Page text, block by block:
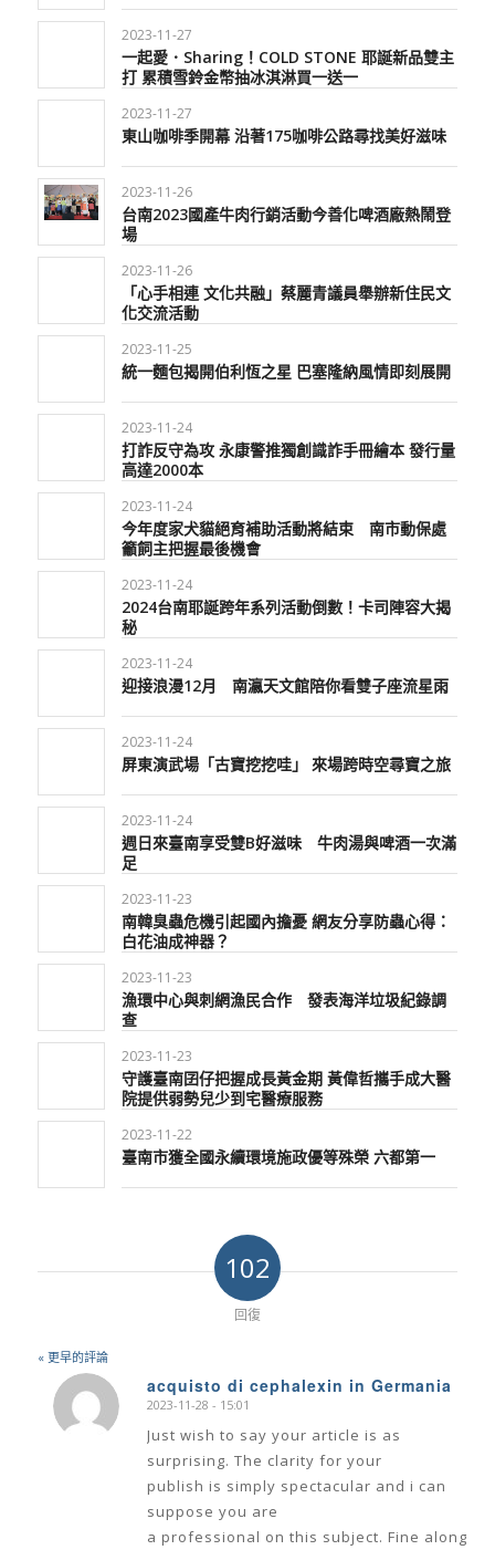
2023-11-27
一起愛．Sharing！COLD STONE 耶誕新品雙主
打 累積雪鈴金幣抽冰淇淋買一送一
2023-11-27
東山咖啡季開幕 沿著175咖啡公路尋找美好滋味
2023-11-26
台南2023國產牛肉行銷活動今善化啤酒廠熱鬧登
場
2023-11-26
「心手相連 文化共融」蔡麗青議員舉辦新住民文
化交流活動
2023-11-25
統一麵包揭開伯利恆之星 巴塞隆納風情即刻展開
2023-11-24
打詐反守為攻 永康警推獨創識詐手冊繪本 發行量
高達2000本
2023-11-24
今年度家犬貓絕育補助活動將結束 南市動保處
籲飼主把握最後機會
2023-11-24
2024台南耶誕跨年系列活動倒數！卡司陣容大揭
秘
2023-11-24
迎接浪漫12月 南瀛天文館陪你看雙子座流星雨
2023-11-24
屏東演武場「古寶挖挖哇」 來場跨時空尋寶之旅
2023-11-24
週日來臺南享受雙B好滋味 牛肉湯與啤酒一次滿
足
2023-11-23
南韓臭蟲危機引起國內擔憂 網友分享防蟲心得：
白花油成神器？
2023-11-23
漁環中心與刺網漁民合作 發表海洋垃圾紀錄調
查
2023-11-23
守護臺南囝仔把握成長黃金期 黃偉哲攜手成大醫
院提供弱勢兒少到宅醫療服務
2023-11-22
臺南市獲全國永續環境施政優等殊榮 六都第一
102
回復
« 更早的評論
acquisto di cephalexin in Germania
says:
2023-11-28 - 15:01
Just wish to say your article is as
surprising. The clarity for your
publish is simply spectacular and i can
suppose you are
a professional on this subject. Fine along